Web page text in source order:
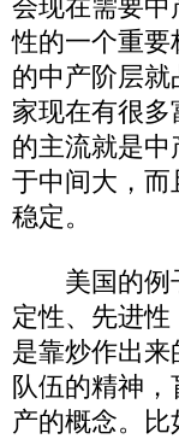
会现在需要
性的一个重
的中产阶层
家现在有很
的主流就是中
于中间大，
稳定。
美国的例子
定性、先进
是靠炒作出
队伍的精神
产的概念。